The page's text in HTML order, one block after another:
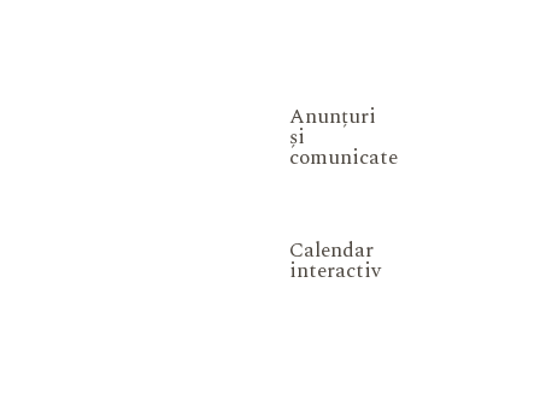
Anunțuri
și
comunicate
Calendar
interactiv